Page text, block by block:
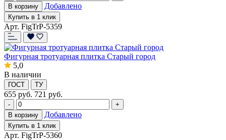
В корзину
Добавлено
Купить в 1 клик
Арт. FigTrP-5359
Фигурная тротуарная плитка Старый город
5,0
В наличии
ГОСТ ТУ
655 руб. 721 руб.
-
+
В корзину
Добавлено
Купить в 1 клик
Арт. FigTrP-5360